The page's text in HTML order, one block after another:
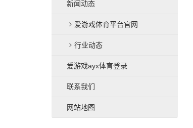
新闻动态
爱游戏体育平台官网
行业动态
爱游戏ayx体育登录
联系我们
网站地图